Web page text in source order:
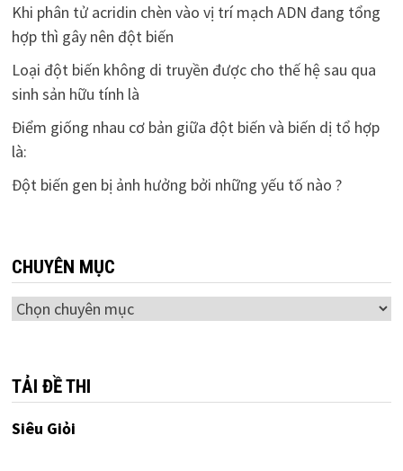
Khi phân tử acridin chèn vào vị trí mạch ADN đang tổng
hợp thì gây nên đột biến
Loại đột biến không di truyền được cho thế hệ sau qua
sinh sản hữu tính là
Điểm giống nhau cơ bản giữa đột biến và biến dị tổ hợp
là:
Đột biến gen bị ảnh hưởng bởi những yếu tố nào ?
CHUYÊN MỤC
Chuyên
TẢI ĐỀ THI
Siêu Giỏi